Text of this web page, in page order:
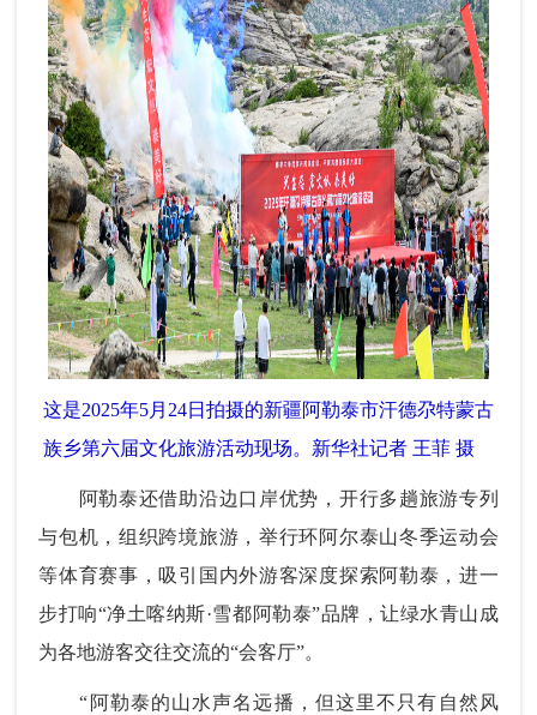
这是2025年5月24日拍摄的新疆阿勒泰市汗德尕特蒙古
族乡第六届文化旅游活动现场。新华社记者 王菲 摄
阿勒泰还借助沿边口岸优势，开行多趟旅游专列
与包机，组织跨境旅游，举行环阿尔泰山冬季运动会
等体育赛事，吸引国内外游客深度探索阿勒泰，进一
步打响“净土喀纳斯·雪都阿勒泰”品牌，让绿水青山成
为各地游客交往交流的“会客厅”。
“阿勒泰的山水声名远播，但这里不只有自然风